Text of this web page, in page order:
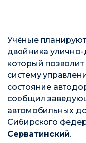
Учёные
двойника
который позволит
систему
состояние
сообщил
автомобильных
Сибирского
Серватинский.